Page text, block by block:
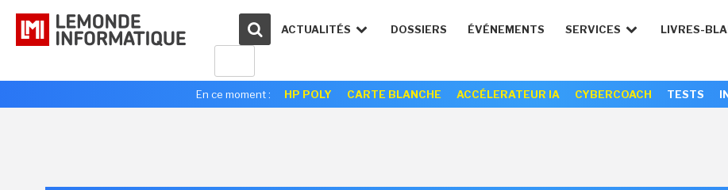
ACTUALITÉS DOSSIERS ÉVÉNEMENTS SERVICES LIVRES-
En ce moment : HP POLY CARTE BLANCHE ACCÉLERATEUR IA CYBERCOACH TESTS